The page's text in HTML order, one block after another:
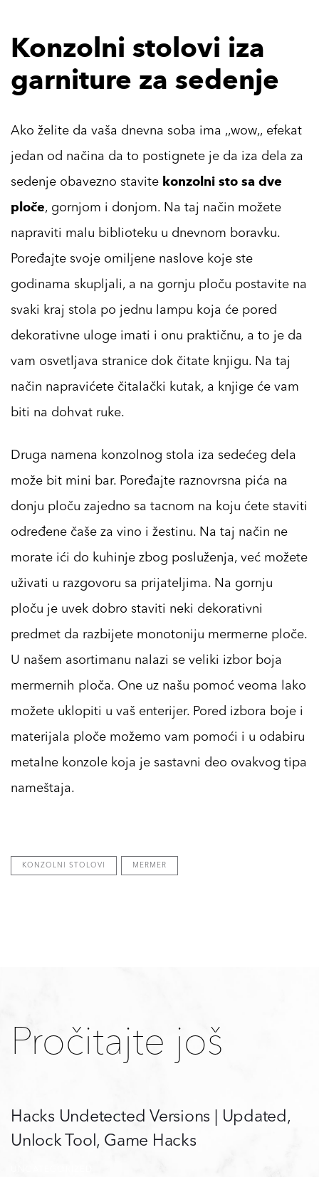
Konzolni stolovi iza
garniture za sedenje
Ako želite da vaša dnevna soba ima ‚‚wow‚‚ efekat
jedan od načina da to postignete je da iza dela za
sedenje obavezno stavite konzolni sto sa dve
ploče, gornjom i donjom. Na taj način možete
napraviti malu biblioteku u dnevnom boravku.
Poređajte svoje omiljene naslove koje ste
godinama skupljali, a na gornju ploču postavite na
svaki kraj stola po jednu lampu koja će pored
dekorativne uloge imati i onu praktičnu, a to je da
vam osvetljava stranice dok čitate knjigu. Na taj
način napravićete čitalački kutak, a knjige će vam
biti na dohvat ruke.
Druga namena konzolnog stola iza sedećeg dela
može bit mini bar. Poređajte raznovrsna pića na
donju ploču zajedno sa tacnom na koju ćete staviti
određene čaše za vino i žestinu. Na taj način ne
morate ići do kuhinje zbog posluženja, već možete
uživati u razgovoru sa prijateljima. Na gornju
ploču je uvek dobro staviti neki dekorativni
predmet da razbijete monotoniju mermerne ploče.
U našem asortimanu nalazi se veliki izbor boja
mermernih ploča. One uz našu pomoć veoma lako
možete uklopiti u vaš enterijer. Pored izbora boje i
materijala ploče možemo vam pomoći i u odabiru
metalne konzole koja je sastavni deo ovakvog tipa
nameštaja.
KONZOLNI STOLOVI MERMER
Pročitajte još
Hacks Undetected Versions | Updated,
Unlock Tool, Game Hacks